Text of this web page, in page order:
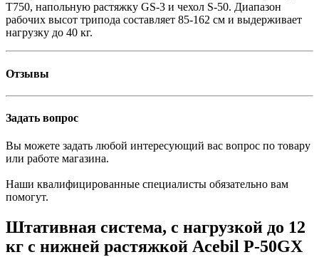
T750, напольную растяжку GS-3 и чехол S-50. Диапазон
рабочих высот трипода составляет 85-162 см и выдерживает
нагрузку до 40 кг.
Отзывы
Задать вопрос
Вы можете задать любой интересующий вас вопрос по товару
или работе магазина.
Наши квалифицированные специалисты обязательно вам
помогут.
Штативная система, с нагрузкой до 12
кг с нижней растяжкой Acebil P-50GX